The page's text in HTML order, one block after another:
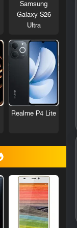
Samsung
Galaxy S26
Ultra
Realme P4 Lite